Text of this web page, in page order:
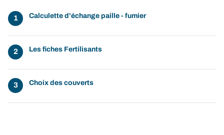
Calculette d'échange paille - fumier
Les fiches Fertilisants
Choix des couverts